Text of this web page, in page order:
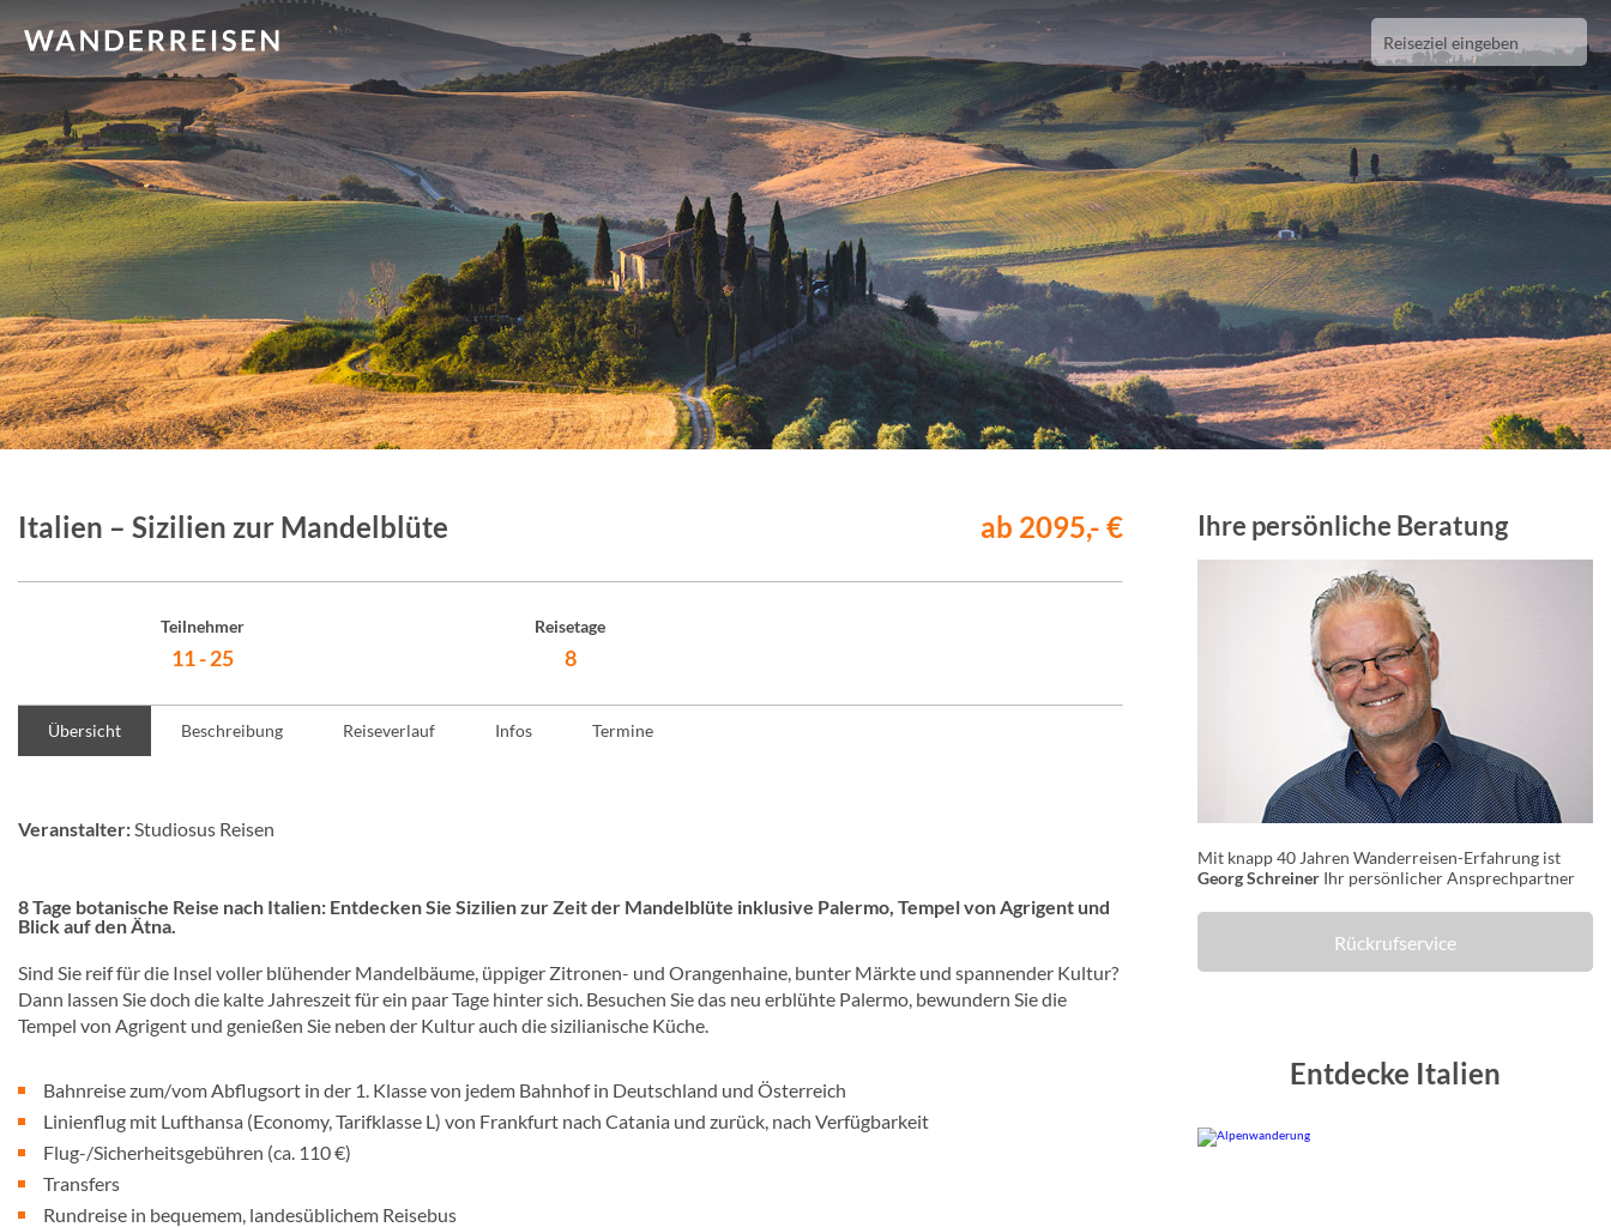
Italien – Sizilien zur Mandelblüte ab 2095,- €
Teilnehmer
11 - 25
Reisetage
8
Übersicht Beschreibung Reiseverlauf Infos Termine
Veranstalter:Studiosus Reisen
8 Tage botanische Reise nach Italien: Entdecken Sie Sizilien zur Zeit der Mandelblüte inklusive Palermo, Tempel von Agrigent und
Blick auf den Ätna.
Sind Sie reif für die Insel voller blühender Mandelbäume, üppiger Zitronen- und Orangenhaine, bunter Märkte und spannender Kultur?
Dann lassen Sie doch die kalte Jahreszeit für ein paar Tage hinter sich. Besuchen Sie das neu erblühte Palermo, bewundern Sie die
Tempel von Agrigent und genießen Sie neben der Kultur auch die sizilianische Küche.
Bahnreise zum/vom Abflugsort in der 1. Klasse von jedem Bahnhof in Deutschland und Österreich
Linienflug mit Lufthansa (Economy, Tarifklasse L) von Frankfurt nach Catania und zurück, nach Verfügbarkeit
Flug-/Sicherheitsgebühren (ca. 110 €)
Transfers
Rundreise in bequemem, landesüblichem Reisebus
Ihre persönliche Beratung
Mit knapp 40 Jahren Wanderreisen-Erfahrung ist
Georg Schreiner Ihr persönlicher Ansprechpartner
Rückrufservice
Entdecke Italien